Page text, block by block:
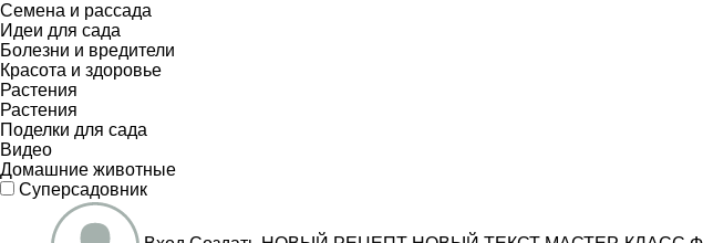
Семена и рассада
Идеи для сада
Болезни и вредители
Красота и здоровье
Растения
Растения
Поделки для сада
Видео
Домашние животные
Суперсадовник